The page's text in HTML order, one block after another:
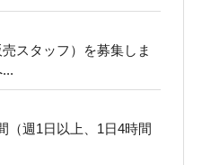
スタッフ）を募集しま
（週1日以上、1日4時間